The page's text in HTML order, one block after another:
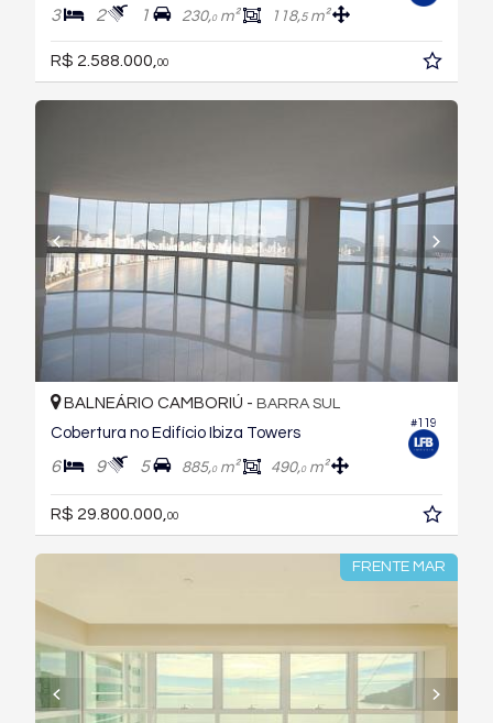
3 2 1 230,0m² 118,5m²
R$ 2.588.000,00
#119
BALNEÁRIO CAMBORIÚ - BARRA SUL
Cobertura no Edifício Ibiza Towers
6 9 5 885,0m² 490,0m²
R$ 29.800.000, 00
FRENTE MAR